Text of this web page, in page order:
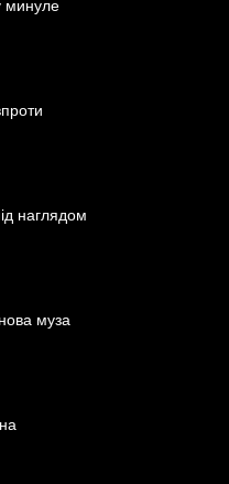
минуле
наглядом
муза